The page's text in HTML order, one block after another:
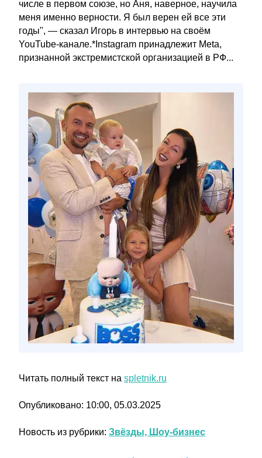
числе в первом союзе, но Аня, наверное, научила
меня именно верности. Я был верен ей все эти
годы", — сказал Игорь в интервью на своём
YouTube-канале.*Instagram принадлежит Meta,
признанной экстремистской организацией в РФ...
Читать полный текст на spletnik.ru
Опубликовано: 10:00, 05.03.2025
Новость из рубрики: Звёзды, Шоу-бизнес